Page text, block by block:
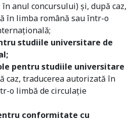
anul concursului) și, după caz,
în limba română sau într-o
studiile universitare de
pentru studiile universitare
caz, traducerea autorizată în
o limbă de circulație
conformitate cu